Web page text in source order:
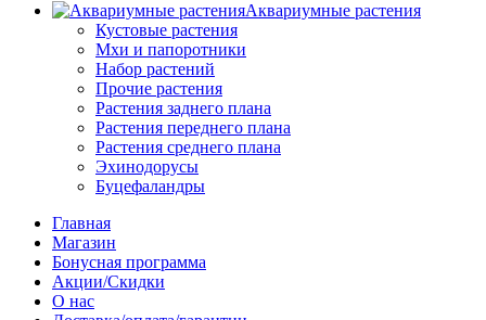
Аквариумные растения
Кустовые растения
Мхи и папоротники
Набор растений
Прочие растения
Растения заднего плана
Растения переднего плана
Растения среднего плана
Эхинодорусы
Буцефаландры
Главная
Магазин
Бонусная программа
Акции/Скидки
О нас